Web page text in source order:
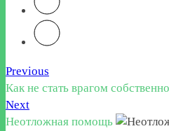
Previous
Как не стать врагом
Next
Неотложная помощь